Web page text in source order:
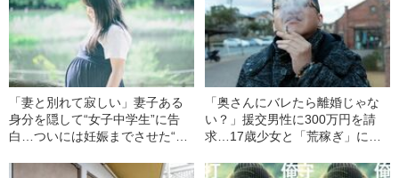
「妻と別れて寂しい」妻子ある
身分を隠して“女子中学生”に告
白…ついには妊娠までさせた“37
（平成29年の凶悪事件）
「奥さんにバレたら離婚じゃな
い？」援交男性に300万円を請
求…17歳少女と「荒稼ぎ」に成
質”（平成26年の凶悪事件）